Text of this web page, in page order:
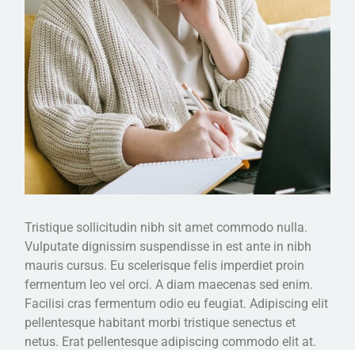
Tristique sollicitudin nibh sit amet commodo nulla.
Vulputate dignissim suspendisse in est ante in nibh
mauris cursus. Eu scelerisque felis imperdiet proin
fermentum leo vel orci. A diam maecenas sed enim.
Facilisi cras fermentum odio eu feugiat. Adipiscing elit
pellentesque habitant morbi tristique senectus et
netus. Erat pellentesque adipiscing commodo elit at.